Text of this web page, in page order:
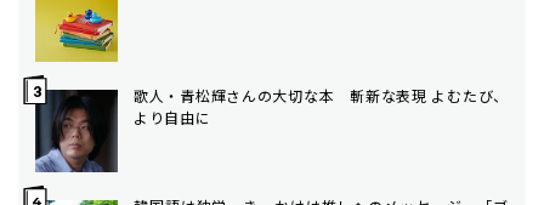
歌人・青松輝さんの大切な本 斬新な表現 よむたび、
より自由に